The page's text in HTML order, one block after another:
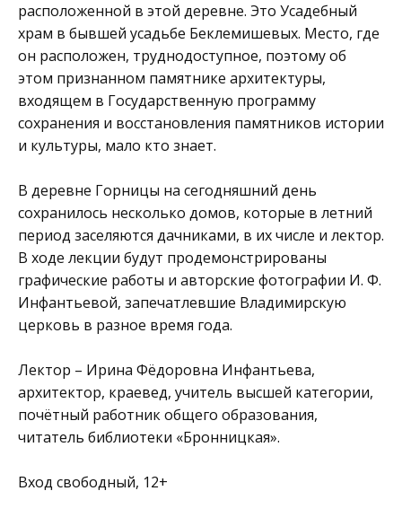
расположенной в этой деревне. Это Усадебный
храм в бывшей усадьбе Беклемишевых. Место, где
он расположен, труднодоступное, поэтому об
этом признанном памятнике архитектуры,
входящем в Государственную программу
сохранения и восстановления памятников истории
и культуры, мало кто знает.
В деревне Горницы на сегодняшний день
сохранилось несколько домов, которые в летний
период заселяются дачниками, в их числе и лектор.
В ходе лекции будут продемонстрированы
графические работы и авторские фотографии И. Ф.
Инфантьевой, запечатлевшие Владимирскую
церковь в разное время года.
Лектор – Ирина Фёдоровна Инфантьева,
архитектор, краевед, учитель высшей категории,
почётный работник общего образования,
читатель библиотеки «Бронницкая».
Вход свободный, 12+